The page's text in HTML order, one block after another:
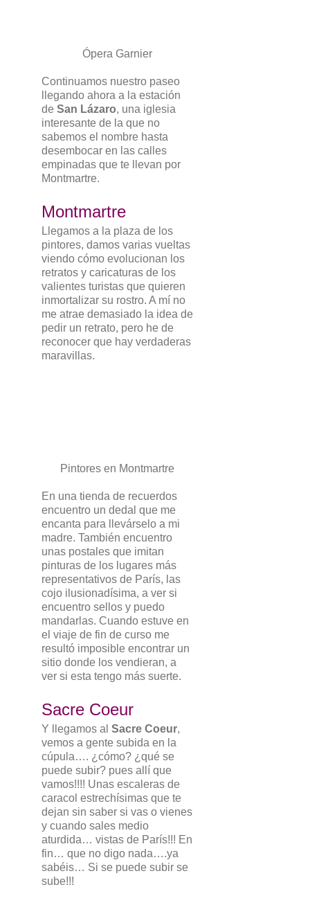
Ópera Garnier
Continuamos nuestro paseo
llegando ahora a la estación
de San Lázaro, una iglesia
interesante de la que no
sabemos el nombre hasta
desembocar en las calles
empinadas que te llevan por
Montmartre.
Montmartre
Llegamos a la plaza de los
pintores, damos varias vueltas
viendo cómo evolucionan los
retratos y caricaturas de los
valientes turistas que quieren
inmortalizar su rostro. A mí no
me atrae demasiado la idea de
pedir un retrato, pero he de
reconocer que hay verdaderas
maravillas.
Pintores en Montmartre
En una tienda de recuerdos
encuentro un dedal que me
encanta para llevárselo a mi
madre. También encuentro
unas postales que imitan
pinturas de los lugares más
representativos de París, las
cojo ilusionadísima, a ver si
encuentro sellos y puedo
mandarlas. Cuando estuve en
el viaje de fin de curso me
resultó imposible encontrar un
sitio donde los vendieran, a
ver si esta tengo más suerte.
Sacre Coeur
Y llegamos al Sacre Coeur,
vemos a gente subida en la
cúpula…. ¿cómo? ¿qué se
puede subir? pues allí que
vamos!!!! Unas escaleras de
caracol estrechísimas que te
dejan sin saber si vas o vienes
y cuando sales medio
aturdida… vistas de París!!! En
fin… que no digo nada….ya
sabéis… Si se puede subir se
sube!!!